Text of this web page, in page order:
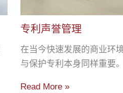
专利声誉管理
在当今快速发展的商业环
与保护专利本身同样重要
Read More »